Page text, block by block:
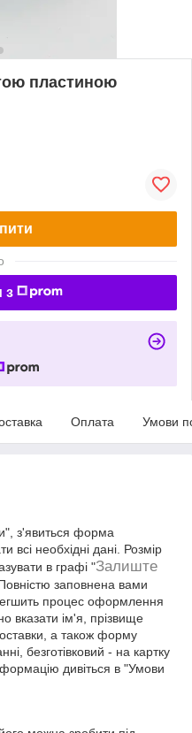
пластиною
з
Оплата Умови
з'явиться форма
всі необхідні дані. Розмір
в графі "Залиште
заповнена вами
процес оформлення
вказати ім'я, прізвище
а також форму
безготівковий - на картку
дивіться в "Умови